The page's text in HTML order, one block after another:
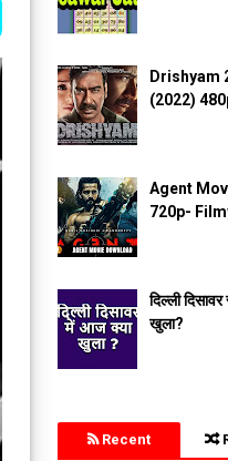
Drishyam
(2022)
Agent
720p-
दिल्ली
खुला?
Recent